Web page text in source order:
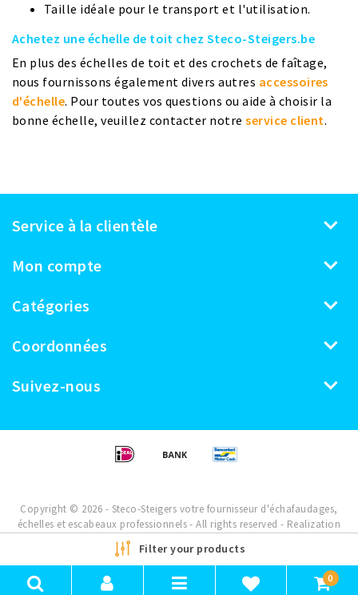
Taille idéale pour le transport et l'utilisation.
Achetez une échelle de toit chez Steco-Steigers.be
En plus des échelles de toit et des crochets de faîtage,
nous fournissons également divers autres accessoires
d'échelle. Pour toutes vos questions ou aide à choisir la
bonne échelle, veuillez contacter notreservice client.
Service à la clientèle
Mon compte
Catégories
Coordonnées
Suivez-nous
Copyright © 2026 - Steco-Steigers votre fournisseur d'échafaudages,
échelles et escabeaux professionnels - All rights reserved - Realization
Filter your products
0